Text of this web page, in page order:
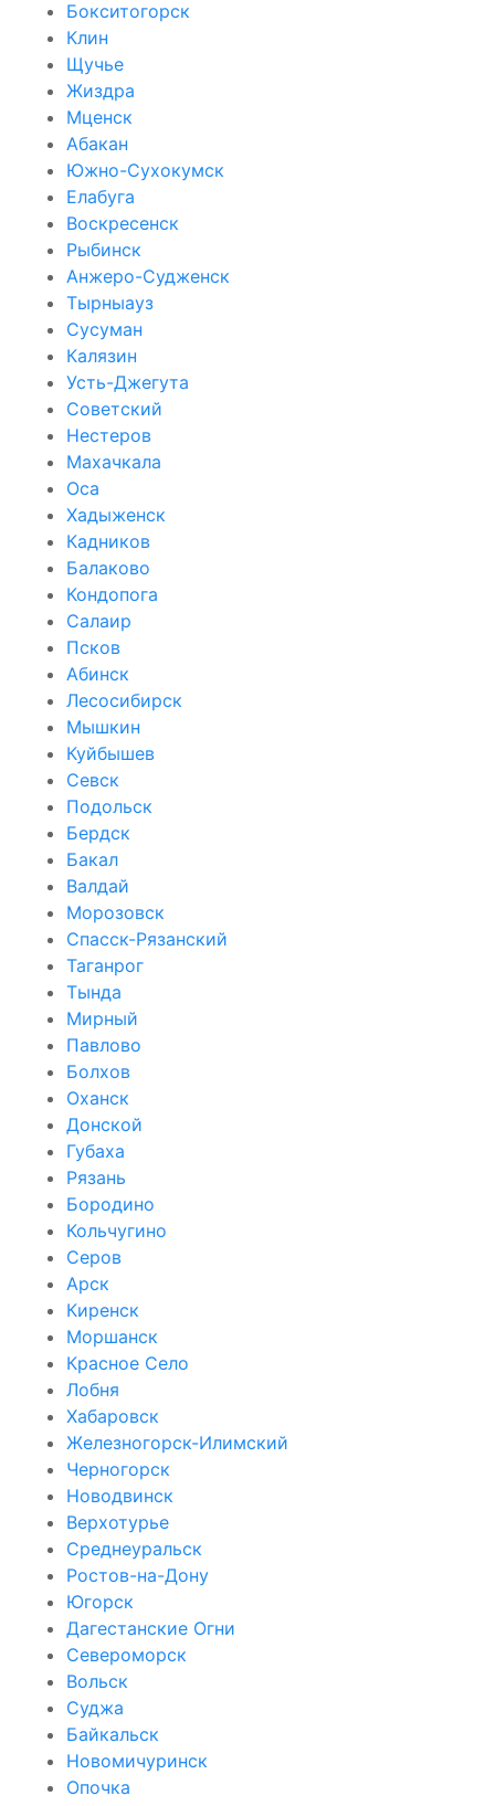
Бокситогорск
Клин
Щучье
Жиздра
Мценск
Абакан
Южно-Сухокумск
Елабуга
Воскресенск
Рыбинск
Анжеро-Судженск
Тырныауз
Сусуман
Калязин
Усть-Джегута
Советский
Нестеров
Махачкала
Оса
Хадыженск
Кадников
Балаково
Кондопога
Салаир
Псков
Абинск
Лесосибирск
Мышкин
Куйбышев
Севск
Подольск
Бердск
Бакал
Валдай
Морозовск
Спасск-Рязанский
Таганрог
Тында
Мирный
Павлово
Болхов
Оханск
Донской
Губаха
Рязань
Бородино
Кольчугино
Серов
Арск
Киренск
Моршанск
Красное Село
Лобня
Хабаровск
Железногорск-Илимский
Черногорск
Новодвинск
Верхотурье
Среднеуральск
Ростов-на-Дону
Югорск
Дагестанские Огни
Североморск
Вольск
Суджа
Байкальск
Новомичуринск
Опочка